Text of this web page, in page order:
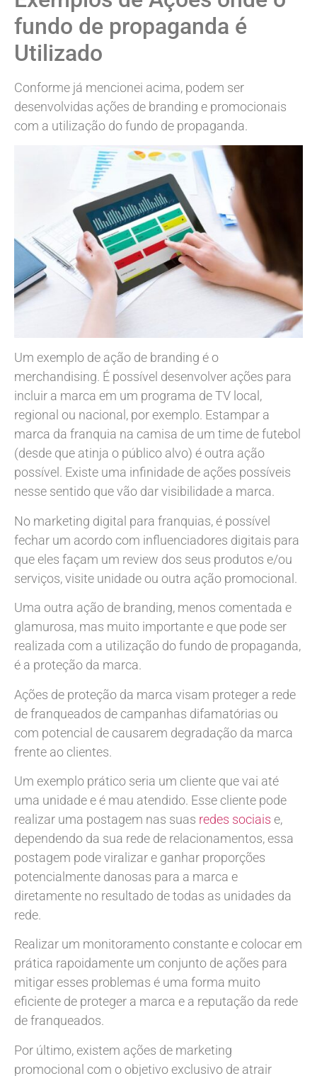
fundo de propaganda é
Utilizado
Conforme já mencionei acima, podem ser
desenvolvidas ações de branding e promocionais
com a utilização do fundo de propaganda.
Um exemplo de ação de branding é o
merchandising. É possível desenvolver ações para
incluir a marca em um programa de TV local,
regional ou nacional, por exemplo. Estampar a
marca da franquia na camisa de um time de futebol
(desde que atinja o público alvo) é outra ação
possível. Existe uma infinidade de ações possíveis
nesse sentido que vão dar visibilidade a marca.
No marketing digital para franquias, é possível
fechar um acordo com influenciadores digitais para
que eles façam um review dos seus produtos e/ou
serviços, visite unidade ou outra ação promocional.
Uma outra ação de branding, menos comentada e
glamurosa, mas muito importante e que pode ser
realizada com a utilização do fundo de propaganda,
é a proteção da marca.
Ações de proteção da marca visam proteger a rede
de franqueados de campanhas difamatórias ou
com potencial de causarem degradação da marca
frente ao clientes.
Um exemplo prático seria um cliente que vai até
uma unidade e é mau atendido. Esse cliente pode
realizar uma postagem nas suas redes sociais e,
dependendo da sua rede de relacionamentos, essa
postagem pode viralizar e ganhar proporções
potencialmente danosas para a marca e
diretamente no resultado de todas as unidades da
rede.
Realizar um monitoramento constante e colocar em
prática rapoidamente um conjunto de ações para
mitigar esses problemas é uma forma muito
eficiente de proteger a marca e a reputação da rede
de franqueados.
Por último, existem ações de marketing
promocional com o objetivo exclusivo de atrair